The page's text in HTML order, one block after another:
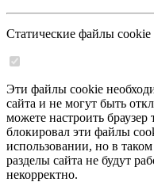
Статические файлы cookie
Эти файлы cookie
сайта и не могут быть
можете настроить
блокировал эти файлы
использовании, но в
разделы сайта не будут
некорректно.